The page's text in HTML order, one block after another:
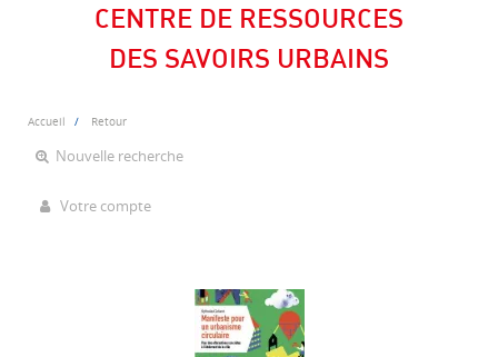
CENTRE DE RESSOURCES
DES SAVOIRS URBAINS
Accueil Retour
Nouvelle recherche
Votre compte